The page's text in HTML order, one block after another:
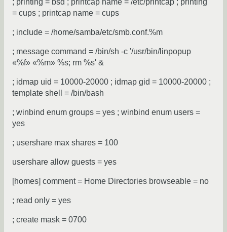
; printing = bsd ; printcap name = /etc/printcap ; printing
= cups ; printcap name = cups
; include = /home/samba/etc/smb.conf.%m
; message command = /bin/sh -c '/usr/bin/linpopup
«%f» «%m» %s; rm %s' &
; idmap uid = 10000-20000 ; idmap gid = 10000-20000 ;
template shell = /bin/bash
; winbind enum groups = yes ; winbind enum users =
yes
; usershare max shares = 100
usershare allow guests = yes
[homes] comment = Home Directories browseable = no
; read only = yes
; create mask = 0700